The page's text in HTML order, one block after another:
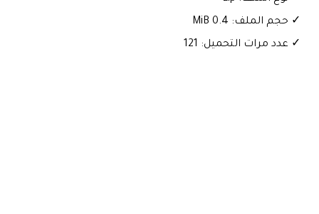
✓ حجم الملف: 0.4 MiB
✓ عدد مرات التحميل: 121